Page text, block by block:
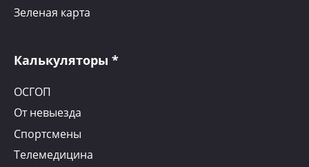
Зеленая карта
Калькуляторы *
ОСГОП
От невыезда
Спортсмены
Телемедицина